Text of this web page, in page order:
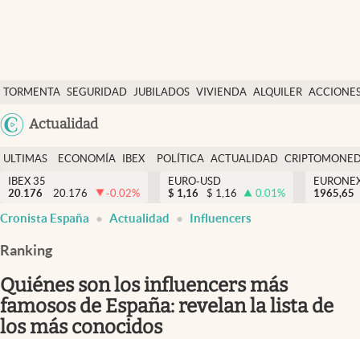
TORMENTA SEGURIDAD JUBILADOS VIVIENDA ALQUILER
USA
Actualidad
Economía y finanzas
Política
Actualidad
Criptomonedas
España
ULTIMAS
NOTICIAS
ECONOMÍA
FINANZAS
IBEX
EURO
POLÍTICA ACTUALIDAD
IBEX 35
20.176
20.176 -0.02%
EURO-USD
$ 1,16 $ 1,16 0.01%
1965,65
Cronista España Actualidad Influencers
Ranking
Quiénes son los influencers más
famosos de España: revelan la lista de
los más conocidos